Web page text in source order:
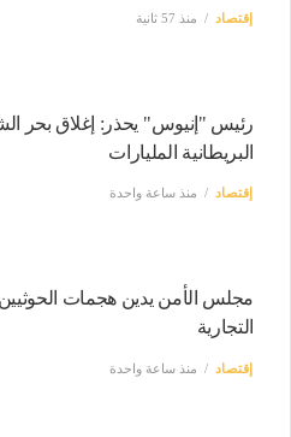
إقتصاد منذ 57 ثانية
رئيس "إنيوس" يحذر: إغلاق بحر
البريطانية المليارات
إقتصاد منذ ساعة واحدة
مجلس الأمن يدين هجمات
التجارية
إقتصاد منذ ساعة واحدة